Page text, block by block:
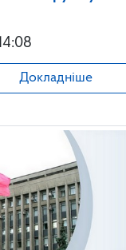
Докладніше